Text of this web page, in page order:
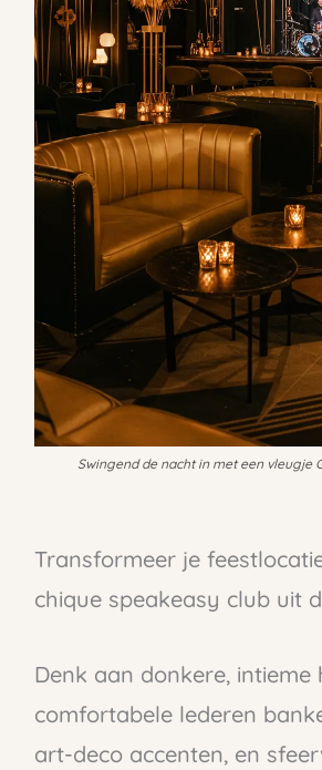
Swingend de nacht in met een vleugje
Transformeer je
chique speakeasy club uit
Denk aan donkere, intieme
comfortabele lederen
art-deco accenten, en